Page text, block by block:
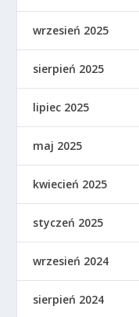
wrzesień 2025
sierpień 2025
lipiec 2025
maj 2025
kwiecień 2025
styczeń 2025
wrzesień 2024
sierpień 2024